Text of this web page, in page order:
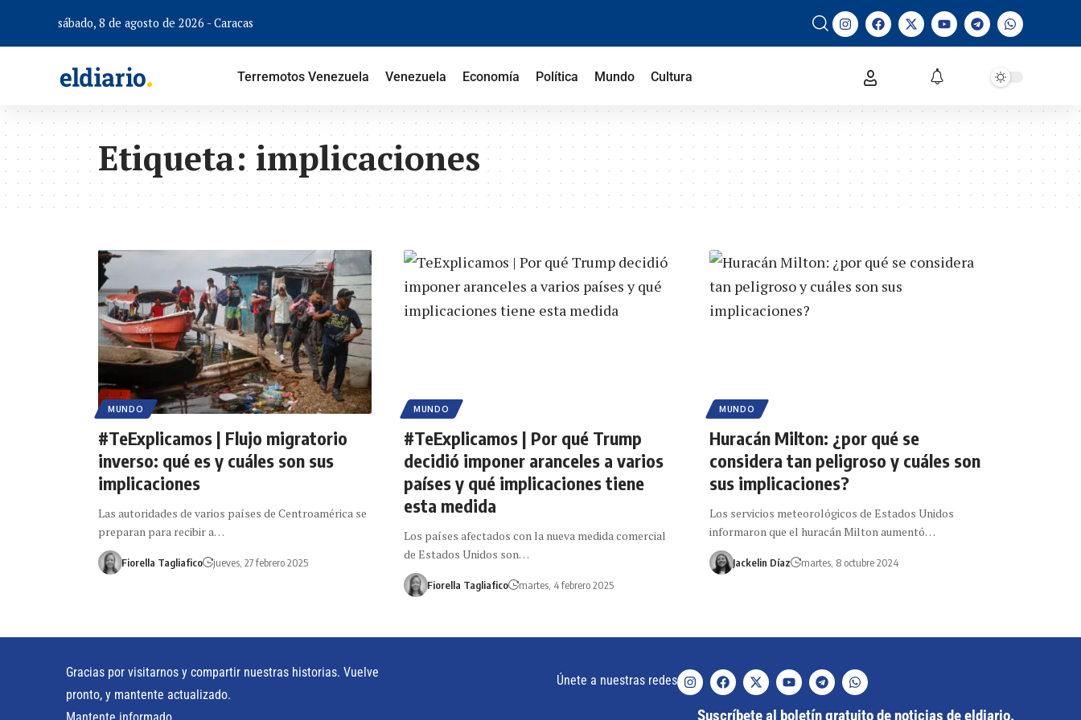
sábado, 8 de agosto de 2026 - Caracas
Terremotos Venezuela Venezuela Economía Política Mundo Cultura
Etiqueta:implicaciones
MUNDO
#TeExplicamos | Flujo migratorio
inverso: qué es y cuáles son sus
implicaciones
Las autoridades de varios países de Centroamérica se
preparan para recibir a…
Fiorella Tagliafico jueves, 27 febrero 2025
MUNDO
#TeExplicamos | Por qué Trump
decidió imponer aranceles a varios
países y qué implicaciones tiene
esta medida
Los países afectados con la nueva medida comercial
de Estados Unidos son…
Fiorella Tagliafico martes, 4 febrero 2025
MUNDO
Huracán Milton: ¿por qué se
considera tan peligroso y cuáles son
sus implicaciones?
Los servicios meteorológicos de Estados Unidos
informaron que el huracán Milton aumentó…
Jackelin Díaz martes, 8 octubre 2024
Gracias por visitarnos y compartir nuestras historias. Vuelve
pronto, y mantente actualizado.
Únete a nuestras redes
Suscríbete al boletín gratuito de noticias de eldiario.